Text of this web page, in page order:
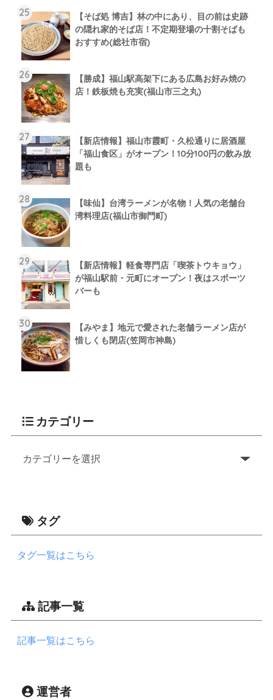
【そば処 博吉】林の中にあり、目の前は史跡
の隠れ家的そば店！不定期登場の十割そばも
おすすめ(総社市宿)
【勝成】福山駅高架下にある広島お好み焼の
店！鉄板焼も充実(福山市三之丸)
【新店情報】福山市霞町・久松通りに居酒屋
「福山食区」がオープン！10分100円の飲み放
題も
【味仙】台湾ラーメンが名物！人気の老舗台
湾料理店(福山市御門町)
【新店情報】軽食専門店「喫茶トウキョウ」
が福山駅前・元町にオープン！夜はスポーツ
バーも
【みやま】地元で愛された老舗ラーメン店が
惜しくも閉店(笠岡市神島)
カテゴリー
タグ
タグ一覧はこちら
記事一覧
記事一覧はこちら
運営者